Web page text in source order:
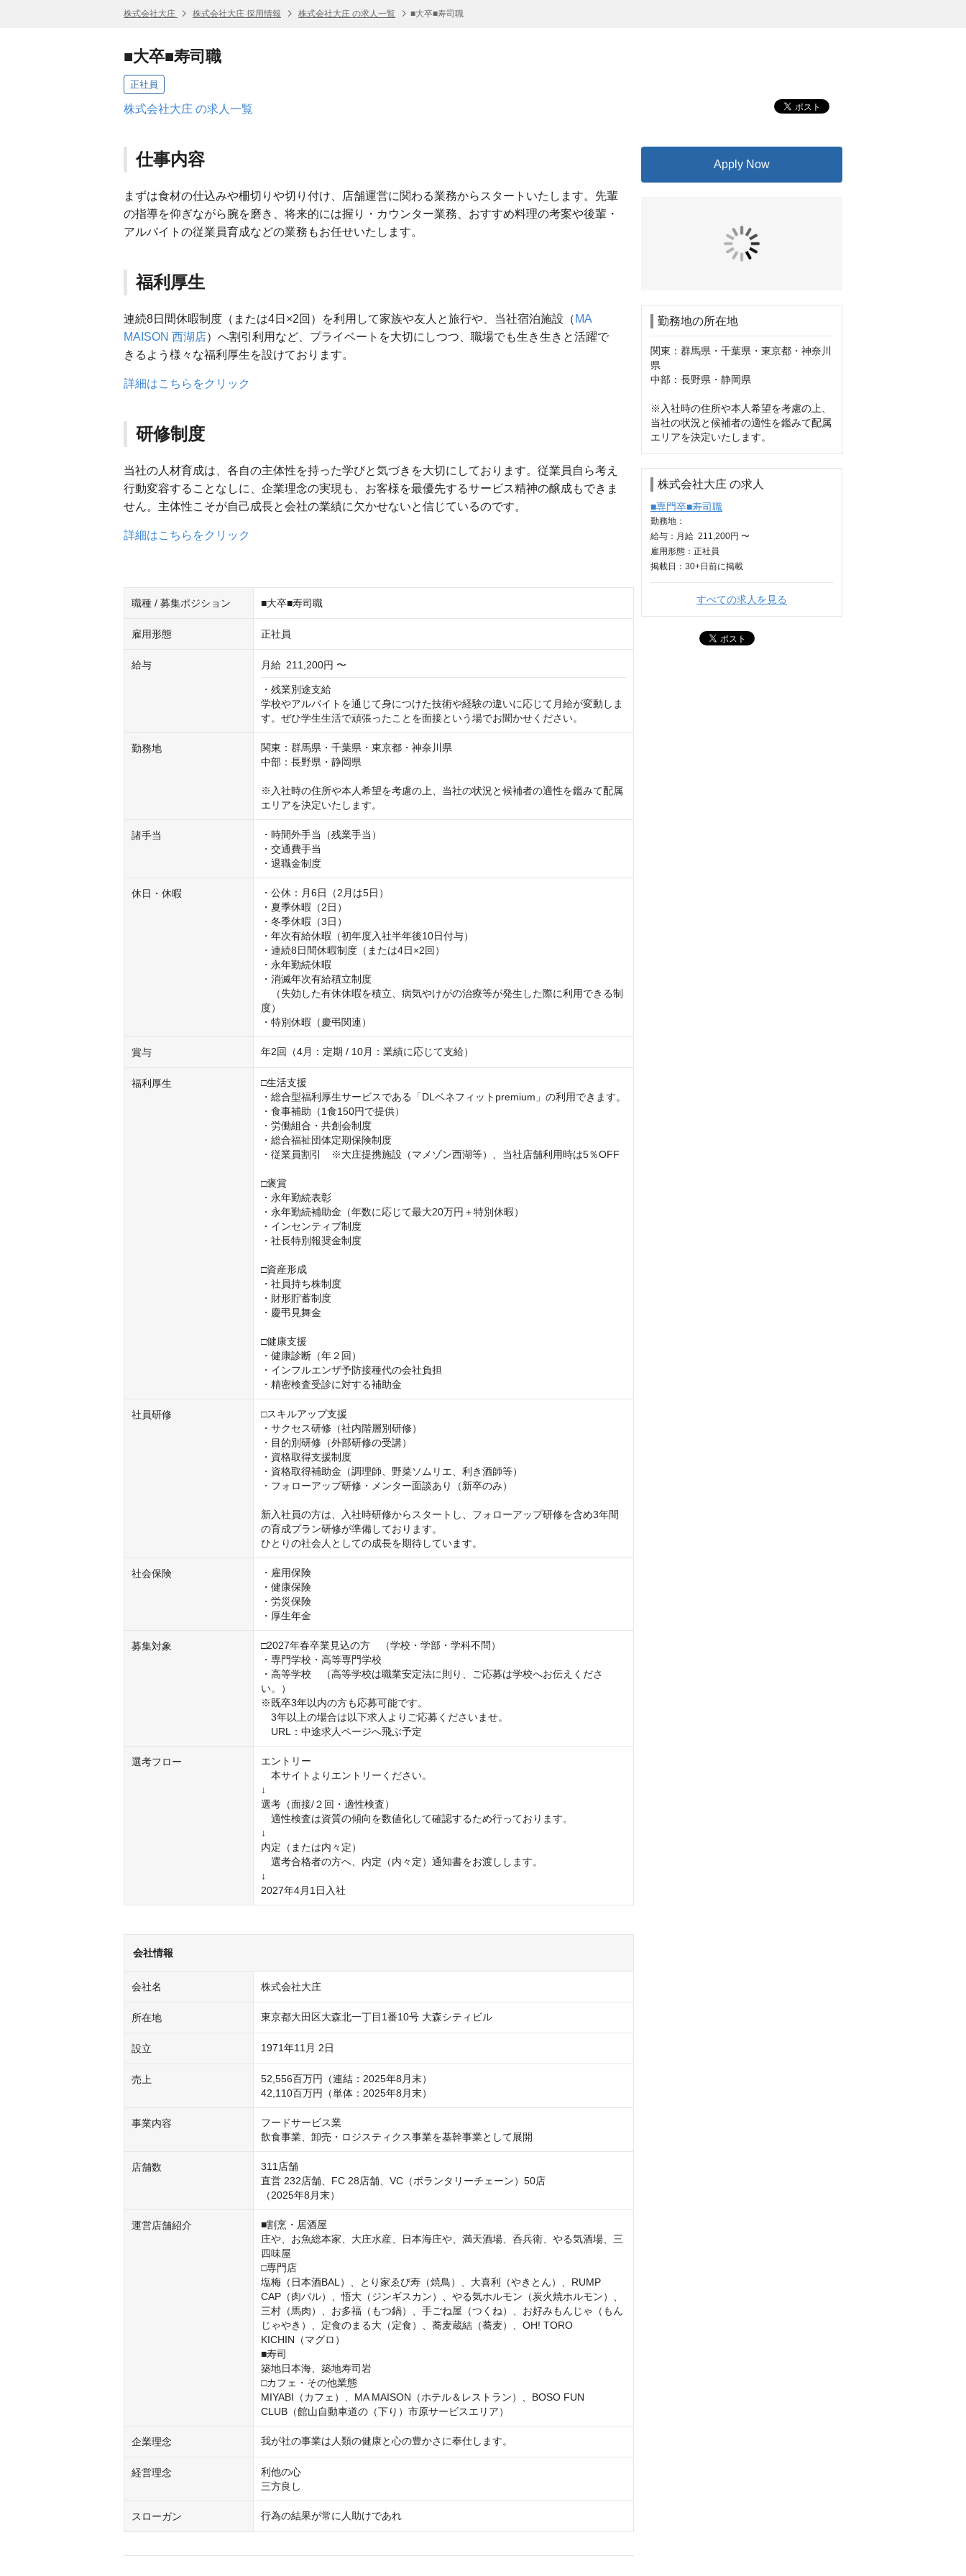
株式会社大庄 株式会社大庄 採用情報 株式会社大庄 の求人一覧 ■大卒■寿司職
■大卒■寿司職
正社員
株式会社大庄 の求人一覧
仕事内容
まずは食材の仕込みや柵切りや切り付け、店舗運営に関わる業務からスタートいたします。先輩
の指導を仰ぎながら腕を磨き、将来的には握り・カウンター業務、おすすめ料理の考案や後輩・
アルバイトの従業員育成などの業務もお任せいたします。
福利厚生
連続8日間休暇制度（または4日×2回）を利用して家族や友人と旅行や、当社宿泊施設（ MA
MAISON 西湖店）へ割引利用など、プライベートを大切にしつつ、職場でも生き生きと活躍で
きるよう様々な福利厚生を設けております。
詳細はこちらをクリック
研修制度
当社の人材育成は、各自の主体性を持った学びと気づきを大切にしております。従業員自ら考え
行動変容することなしに、企業理念の実現も、お客様を最優先するサービス精神の醸成もできま
せん。主体性こそが自己成長と会社の業績に欠かせないと信じているのです。
詳細はこちらをクリック
職種 / 募集ポジション ■大卒■寿司職
雇用形態 正社員
給与 月給 211,200円 〜
・残業別途支給
学校やアルバイトを通じて身につけた技術や経験の違いに応じて月給が変動しま
す。ぜひ学生生活で頑張ったことを面接という場でお聞かせください。
勤務地
関東：群馬県・千葉県・東京都・神奈川県
中部：長野県・静岡県
※入社時の住所や本人希望を考慮の上、当社の状況と候補者の適性を鑑みて配属
エリアを決定いたします。
諸手当
・時間外手当（残業手当）
・交通費手当
・退職金制度
休日・休暇
・公休：月6日（2月は5日）
・夏季休暇（2日）
・冬季休暇（3日）
・年次有給休暇（初年度入社半年後10日付与）
・連続8日間休暇制度（または4日×2回）
・永年勤続休暇
・消滅年次有給積立制度
（失効した有休休暇を積立、病気やけがの治療等が発生した際に利用できる制
度）
・特別休暇（慶弔関連）
賞与 年2回（4月：定期 / 10月：業績に応じて支給）
福利厚生
□生活支援
・総合型福利厚生サービスである「DLベネフィットpremium」の利用できます。
・食事補助（1食150円で提供）
・労働組合・共創会制度
・総合福祉団体定期保険制度
・従業員割引　※大庄提携施設（マメゾン西湖等）、当社店舗利用時は5％OFF
□褒賞
・永年勤続表彰
・永年勤続補助金（年数に応じて最大20万円＋特別休暇）
・インセンティブ制度
・社長特別報奨金制度
□資産形成
・社員持ち株制度
・財形貯蓄制度
・慶弔見舞金
□健康支援
・健康診断（年２回）
・インフルエンザ予防接種代の会社負担
・精密検査受診に対する補助金
社員研修
□スキルアップ支援
・サクセス研修（社内階層別研修）
・目的別研修（外部研修の受講）
・資格取得支援制度
・資格取得補助金（調理師、野菜ソムリエ、利き酒師等）
・フォローアップ研修・メンター面談あり（新卒のみ）
新入社員の方は、入社時研修からスタートし、フォローアップ研修を含め3年間
の育成プラン研修が準備しております。
ひとりの社会人としての成長を期待しています。
社会保険
・雇用保険
・健康保険
・労災保険
・厚生年金
募集対象
□2027年春卒業見込の方　（学校・学部・学科不問）
・専門学校・高等専門学校
・高等学校　（高等学校は職業安定法に則り、ご応募は学校へお伝えくださ
い。）
※既卒3年以内の方も応募可能です。
3年以上の場合は以下求人よりご応募くださいませ。
URL：中途求人ページへ飛ぶ予定
選考フロー
エントリー
本サイトよりエントリーください。
↓
選考（面接/２回・適性検査）
適性検査は資質の傾向を数値化して確認するため行っております。
↓
内定（または内々定）
選考合格者の方へ、内定（内々定）通知書をお渡しします。
↓
2027年4月1日入社
会社情報
会社名 株式会社大庄
所在地 東京都大田区大森北一丁目1番10号 大森シティビル
設立 1971年11月 2日
売上
52,556百万円（連結：2025年8月末）
42,110百万円（単体：2025年8月末）
事業内容
フードサービス業
飲食事業、卸売・ロジスティクス事業を基幹事業として展開
店舗数
311店舗
直営 232店舗、FC 28店舗、VC（ボランタリーチェーン）50店
（2025年8月末）
運営店舗紹介
■割烹・居酒屋
庄や、お魚総本家、大庄水産、日本海庄や、満天酒場、呑兵衛、やる気酒場、三
四味屋
□専門店
塩梅（日本酒BAL）、とり家ゑび寿（焼鳥）、大喜利（やきとん）、RUMP
CAP（肉バル）、悟大（ジンギスカン）、やる気ホルモン（炭火焼ホルモン）、
三村（馬肉）、お多福（もつ鍋）、手ごね屋（つくね）、お好みもんじゃ（もん
じゃやき）、定食のまる大（定食）、蕎麦蔵結（蕎麦）、OH! TORO
KICHIN（マグロ）
■寿司
築地日本海、築地寿司岩
□カフェ・その他業態
MIYABI（カフェ）、MA MAISON（ホテル＆レストラン）、BOSO FUN
CLUB（館山自動車道の（下り）市原サービスエリア）
企業理念 我が社の事業は人類の健康と心の豊かさに奉仕します。
経営理念
利他の心
三方良し
スローガン 行為の結果が常に人助けであれ
Apply Now
勤務地の所在地
関東：群馬県・千葉県・東京都・神奈川
県
中部：長野県・静岡県
※入社時の住所や本人希望を考慮の上、
当社の状況と候補者の適性を鑑みて配属
エリアを決定いたします。
株式会社大庄 の求人
■専門卒■寿司職
勤務地：
給与： 月給 211,200円 〜
雇用形態：正社員
掲載日： 30+日 前に掲載
すべての求人を見る